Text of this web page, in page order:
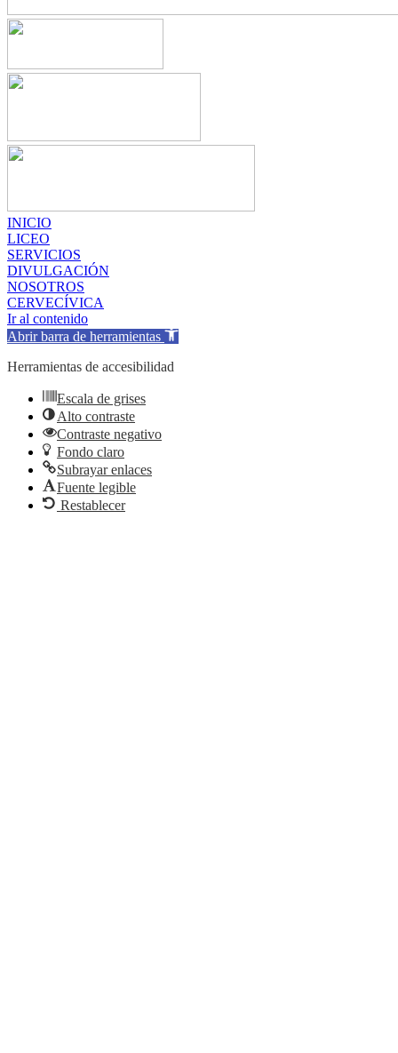
INICIO
LICEO
SERVICIOS
DIVULGACIÓN
NOSOTROS
CERVECÍVICA
Ir al contenido
Abrir barra de herramientas
Herramientas de accesibilidad
Escala de grises
Alto contraste
Contraste negativo
Fondo claro
Subrayar enlaces
Fuente legible
Restablecer